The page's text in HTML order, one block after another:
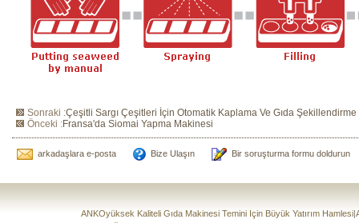
Sonraki :Çeşitli Sargı Çeşitleri İçin Otomatik Kaplama Ve Gıda
Önceki :Fransa'da Siomai Yapma Makinesi
arkadaşlara e-posta Bize Ulaşın Bir soruşturma formu doldurun
ANKOyüksek Kaliteli Gıda Makinesi Temini Için Büyük Yatırım Hamlesi|